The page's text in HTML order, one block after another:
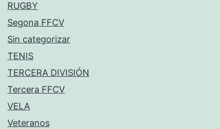
RUGBY
Segona FFCV
Sin categorizar
TENIS
TERCERA DIVISIÓN
Tercera FFCV
VELA
Veteranos